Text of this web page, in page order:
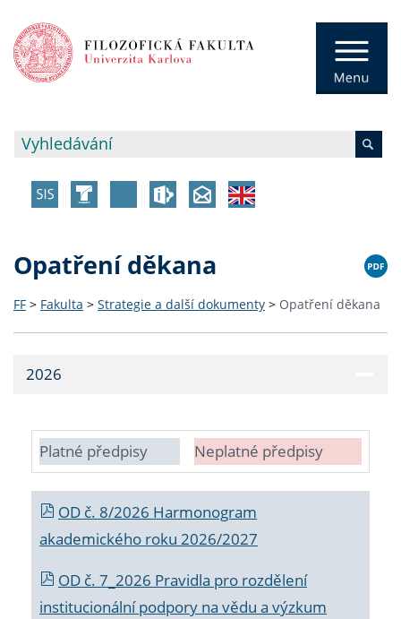
Opatření děkana
FF > Fakulta > Strategie a další dokumenty > Opatření děkana
2026
Platné předpisy Neplatné předpisy
OD č. 8/2026 Harmonogram
akademického roku 2026/2027
OD č. 7_2026 Pravidla pro rozdělení
institucionální podpory na vědu a výzkum